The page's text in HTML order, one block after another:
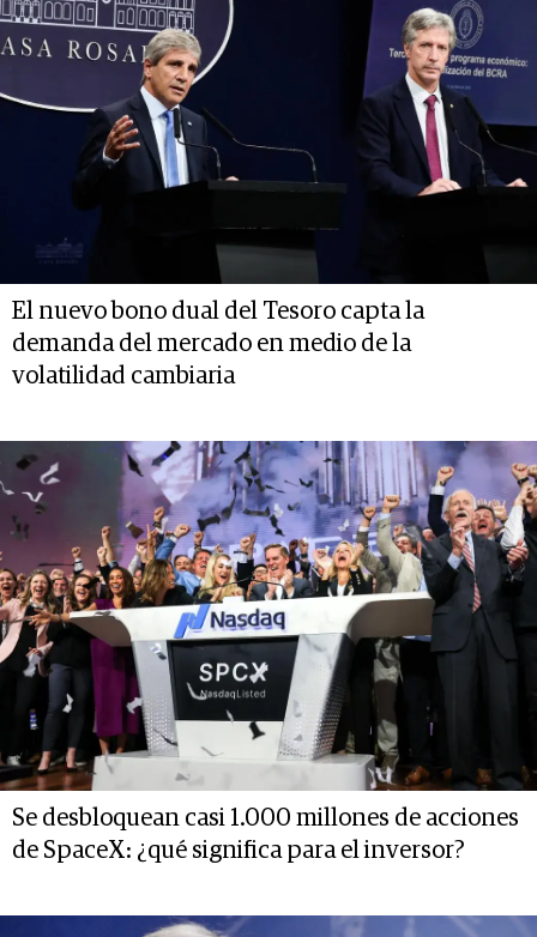
El nuevo bono dual del Tesoro capta la
demanda del mercado en medio de la
volatilidad cambiaria
Se desbloquean casi 1.000 millones de acciones
de SpaceX: ¿qué significa para el inversor?